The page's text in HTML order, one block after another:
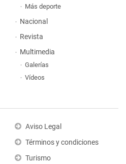
Más deporte
Nacional
Revista
Multimedia
Galerías
Vídeos
Aviso Legal
Términos y condiciones
Turismo